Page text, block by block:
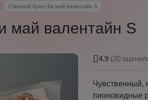
Сборный букет Би май валентайн S
май валентайн S
4.9 (20
Чувственный,
пионовидные